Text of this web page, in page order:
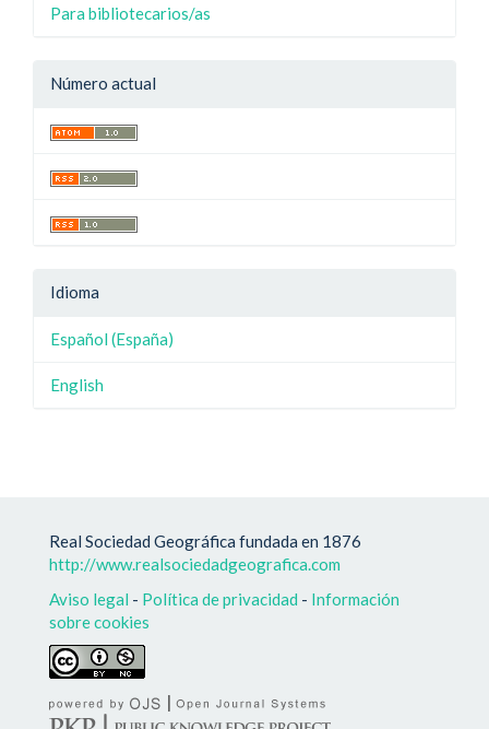
Para bibliotecarios/as
Número actual
Idioma
Español (España)
English
Real Sociedad Geográfica fundada en 1876
http://www.realsociedadgeografica.com
Aviso legal - Política de privacidad - Información
sobre cookies